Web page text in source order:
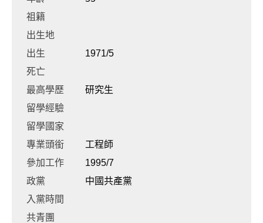
祖籍
出生地
出生
1971/5
死亡
最高學歷
研究生
留學經驗
留學國家
專業頭銜
工程師
參加工作
1995/7
政黨
中國共產黨
入黨時間
共青團